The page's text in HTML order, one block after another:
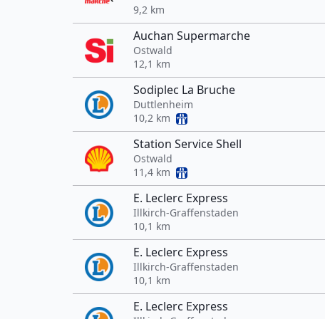
9,2 km
Auchan Supermarche
Ostwald
12,1 km
Sodiplec La Bruche
Duttlenheim
10,2 km
Station Service Shell
Ostwald
11,4 km
E. Leclerc Express
Illkirch-Graffenstaden
10,1 km
E. Leclerc Express
Illkirch-Graffenstaden
10,1 km
E. Leclerc Express